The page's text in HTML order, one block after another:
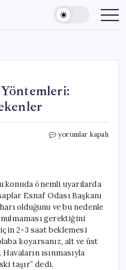
Kurban
Edilmesi
Gerekenler
için
yorumlar kapalı
konuda önemli uyarılarda
Esnaf Odası Başkanı
olduğunu ve bu nedenle
gerektiğini
2-3 saat beklemesi
koyarsanız, alt ve üst
ısınmasıyla
taşır” dedi.